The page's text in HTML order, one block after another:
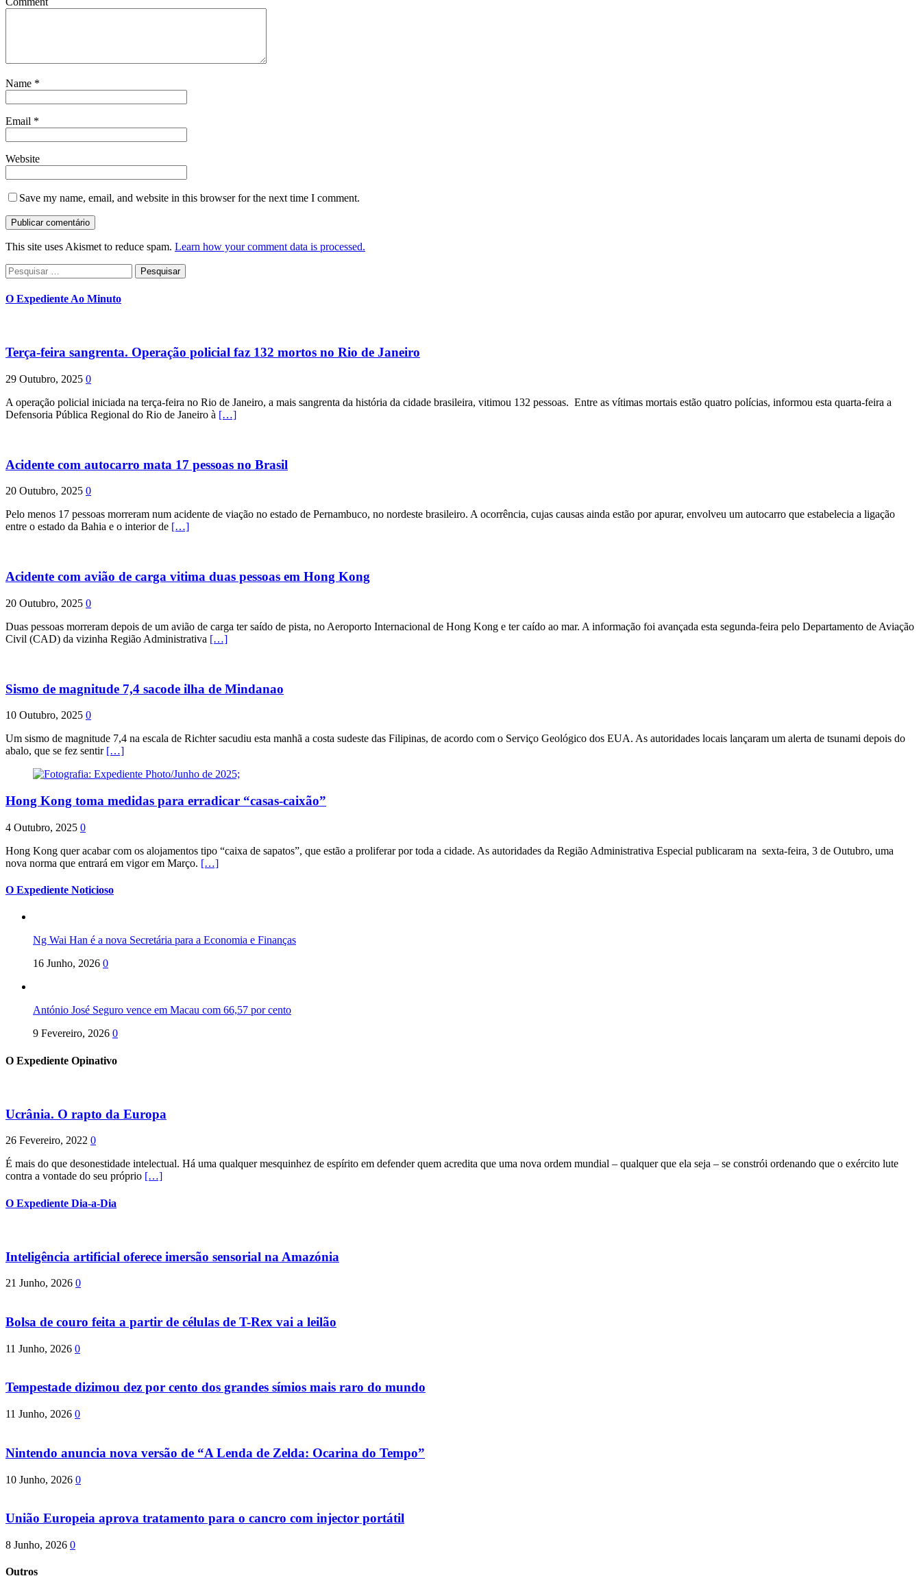
Name *
Email *
Website
Save my name, email, and website in this browser for the next time I comment.
This site uses Akismet to reduce spam. Learn how your comment data is processed.
Pesquisar
por:
O Expediente Ao Minuto
Terça-feira sangrenta. Operação policial faz 132 mortos no Rio de Janeiro
29 Outubro, 2025 0
A operação policial iniciada na terça-feira no Rio de Janeiro, a mais sangrenta da história da cidade brasileira, vitimou 132 pessoas. Entre as vítimas mortais estão quatro polícias, informou esta quarta-feira a
Defensoria Pública Regional do Rio de Janeiro à […]
Acidente com autocarro mata 17 pessoas no Brasil
20 Outubro, 2025 0
Pelo menos 17 pessoas morreram num acidente de viação no estado de Pernambuco, no nordeste brasileiro. A ocorrência, cujas causas ainda estão por apurar, envolveu um autocarro que estabelecia a ligação
entre o estado da Bahia e o interior de […]
Acidente com avião de carga vitima duas pessoas em Hong Kong
20 Outubro, 2025 0
Duas pessoas morreram depois de um avião de carga ter saído de pista, no Aeroporto Internacional de Hong Kong e ter caído ao mar. A informação foi avançada esta segunda-feira pelo Departamento de Aviação
Civil (CAD) da vizinha Região Administrativa […]
Sismo de magnitude 7,4 sacode ilha de Mindanao
10 Outubro, 2025 0
Um sismo de magnitude 7,4 na escala de Richter sacudiu esta manhã a costa sudeste das Filipinas, de acordo com o Serviço Geológico dos EUA. As autoridades locais lançaram um alerta de tsunami depois do
abalo, que se fez sentir […]
Hong Kong toma medidas para erradicar “casas-caixão”
4 Outubro, 2025 0
Hong Kong quer acabar com os alojamentos tipo “caixa de sapatos”, que estão a proliferar por toda a cidade. As autoridades da Região Administrativa Especial publicaram na sexta-feira, 3 de Outubro, uma
nova norma que entrará em vigor em Março. […]
O Expediente Noticioso
Ng Wai Han é a nova Secretária para a Economia e Finanças
16 Junho, 2026 0
António José Seguro vence em Macau com 66,57 por cento
9 Fevereiro, 2026 0
O Expediente Opinativo
Ucrânia. O rapto da Europa
26 Fevereiro, 2022 0
É mais do que desonestidade intelectual. Há uma qualquer mesquinhez de espírito em defender quem acredita que uma nova ordem mundial – qualquer que ela seja – se constrói ordenando que o exército lute
contra a vontade do seu próprio […]
O Expediente Dia-a-Dia
Inteligência artificial oferece imersão sensorial na Amazónia
21 Junho, 2026 0
Bolsa de couro feita a partir de células de T-Rex vai a leilão
11 Junho, 2026 0
Tempestade dizimou dez por cento dos grandes símios mais raro do mundo
11 Junho, 2026 0
Nintendo anuncia nova versão de “A Lenda de Zelda: Ocarina do Tempo”
10 Junho, 2026 0
União Europeia aprova tratamento para o cancro com injector portátil
8 Junho, 2026 0
Outros